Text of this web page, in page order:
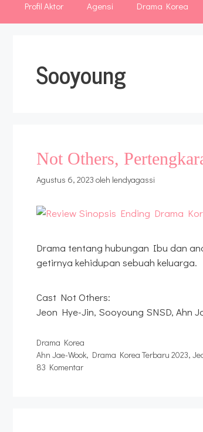
Profil Aktor Agensi Drama Korea
Sooyoung
Not Others,
Agustus 6, 2023 oleh lendyagassi
Drama tentang hubungan Ibu dan
getirnya kehidupan sebuah keluarga.
Cast Not Others:
Jeon Hye-Jin, Sooyoung SNSD, Ahn
Kategori
Drama Korea
Tag
Ahn Jae-Wook, Drama Korea Terbaru 2023,
83 Komentar